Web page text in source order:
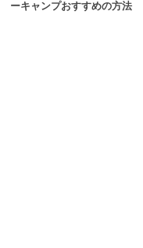
ーキャンプおすすめの方法